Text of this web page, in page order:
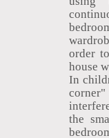
order
house
In
the